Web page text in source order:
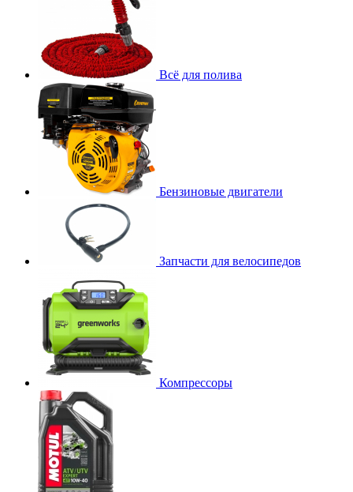
Всё для полива
Бензиновые двигатели
Запчасти для велосипедов
Компрессоры